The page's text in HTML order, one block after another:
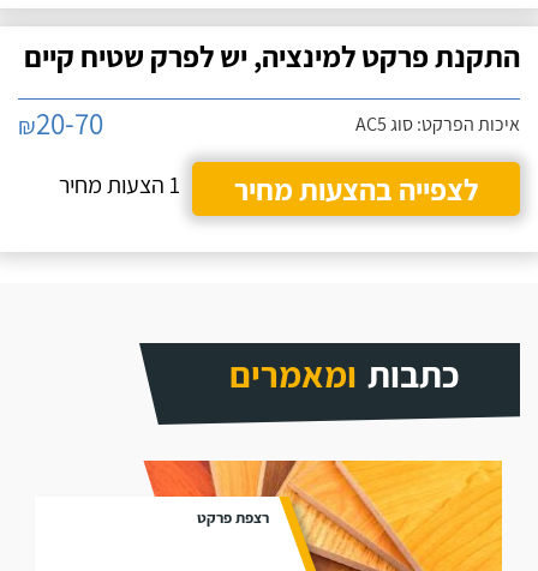
התקנת פרקט למינציה, יש לפרק שטיח קיים
איכות הפרקט: סוג AC5 ₪20-70
לצפייה בהצעות מחיר
1 הצעות מחיר
כתבות ומאמרים
רצפת פרקט